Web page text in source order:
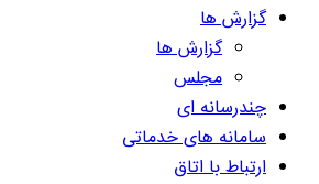
گزارش ها
گزارش ها
مجلس
چندرسانه ای
سامانه های خدماتی
ارتباط با اتاق